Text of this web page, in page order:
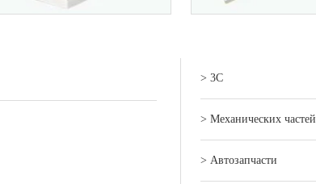
> 3C
> Механических частей
> Автозапчасти